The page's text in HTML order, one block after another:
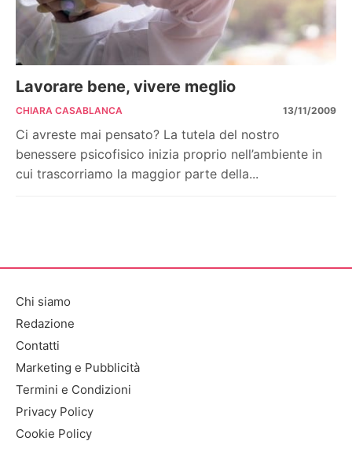
Lavorare bene, vivere meglio
CHIARA CASABLANCA 13/11/2009
Ci avreste mai pensato? La tutela del nostro
benessere psicofisico inizia proprio nell’ambiente in
cui trascorriamo la maggior parte della...
Chi siamo
Redazione
Contatti
Marketing e Pubblicità
Termini e Condizioni
Privacy Policy
Cookie Policy